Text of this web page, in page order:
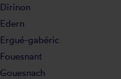
Dirinon
Edern
Ergué-gabéric
Fouesnant
Gouesnach